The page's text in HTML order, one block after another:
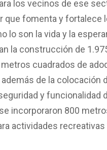
los vecinos de ese
que fomenta y fortalece
lo son la vida y la
la construcción de
cuadrados de
de la colocación
y funcionalidad
incorporaron 800
actividades